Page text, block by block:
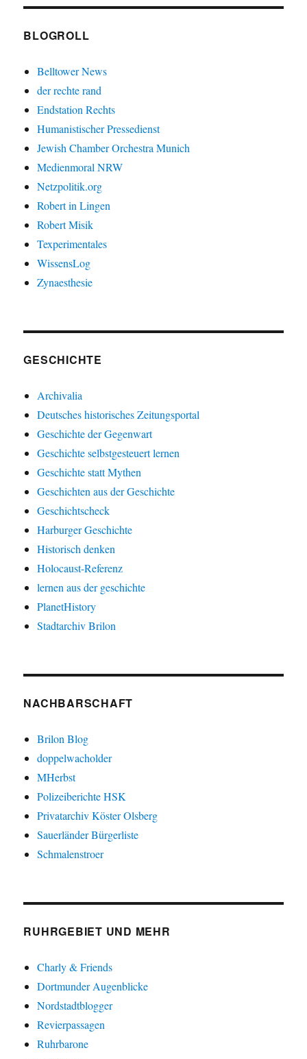
BLOGROLL
Belltower News
der rechte rand
Endstation Rechts
Humanistischer Pressedienst
Jewish Chamber Orchestra Munich
Medienmoral NRW
Netzpolitik.org
Robert in Lingen
Robert Misik
Texperimentales
WissensLog
Zynaesthesie
GESCHICHTE
Archivalia
Deutsches historisches Zeitungsportal
Geschichte der Gegenwart
Geschichte selbstgesteuert lernen
Geschichte statt Mythen
Geschichten aus der Geschichte
Geschichtscheck
Harburger Geschichte
Historisch denken
Holocaust-Referenz
lernen aus der geschichte
PlanetHistory
Stadtarchiv Brilon
NACHBARSCHAFT
Brilon Blog
doppelwacholder
MHerbst
Polizeiberichte HSK
Privatarchiv Köster Olsberg
Sauerländer Bürgerliste
Schmalenstroer
RUHRGEBIET UND MEHR
Charly & Friends
Dortmunder Augenblicke
Nordstadtblogger
Revierpassagen
Ruhrbarone